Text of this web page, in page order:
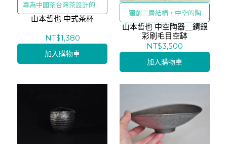
專為中國茶台灣茶設計的小
茶杯
山本哲也 中式茶杯
NT$1,380
加入購物車
獨創二層結構，中空的陶
杯，不會燙手
山本哲也 中空陶器＿錆銀
彩刷毛目空缽
NT$3,500
加入購物車